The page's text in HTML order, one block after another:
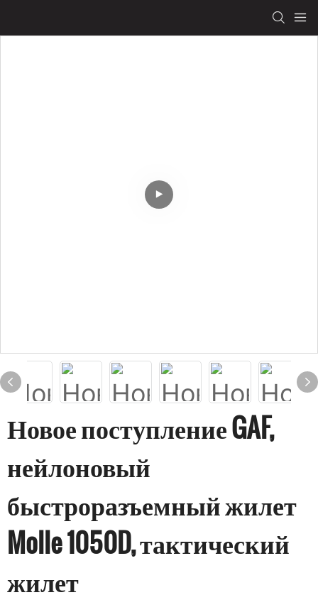
Новое поступление GAF,
нейлоновый
быстроразъемный жилет
Molle 1050D, тактический
жилет